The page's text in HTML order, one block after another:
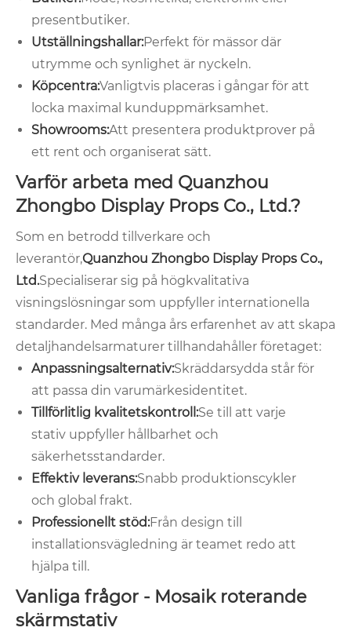
presentbutiker.
Utställningshallar:Perfekt för mässor där
utrymme och synlighet är nyckeln.
Köpcentra:Vanligtvis placeras i gångar för att
locka maximal kunduppmärksamhet.
Showrooms:Att presentera produktprover på
ett rent och organiserat sätt.
Varför arbeta med Quanzhou
Zhongbo Display Props Co., Ltd.?
Som en betrodd tillverkare och
leverantör,Quanzhou Zhongbo Display Props Co.,
Ltd.Specialiserar sig på högkvalitativa
visningslösningar som uppfyller internationella
standarder. Med många års erfarenhet av att skapa
detaljhandelsarmaturer tillhandahåller företaget:
Anpassningsalternativ:Skräddarsydda står för
att passa din varumärkesidentitet.
Tillförlitlig kvalitetskontroll:Se till att varje
stativ uppfyller hållbarhet och
säkerhetsstandarder.
Effektiv leverans:Snabb produktionscykler
och global frakt.
Professionellt stöd:Från design till
installationsvägledning är teamet redo att
hjälpa till.
Vanliga frågor - Mosaik roterande
skärmstativ